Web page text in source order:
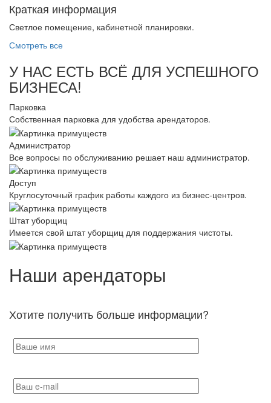
Краткая информация
Светлое помещение, кабинетной планировки.
Смотреть все
У НАС ЕСТЬ ВСЁ ДЛЯ УСПЕШНОГО
БИЗНЕСА!
Парковка
Собственная парковка для удобства арендаторов.
Администратор
Все вопросы по обслуживанию решает наш администратор.
Доступ
Круглосуточный график работы каждого из бизнес-центров.
Штат уборщиц
Имеется свой штат уборщиц для поддержания чистоты.
Наши арендаторы
Хотите получить больше информации?